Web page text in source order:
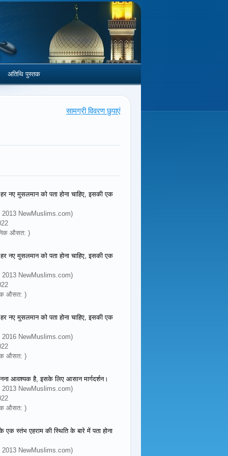
अतिथि पुस्तक
सामग्री विवरण छुपाएं
नए मुसलमान को पता होना चाहिए, इसकी एक
2013 NewMuslims.com)
औसत: )
नए मुसलमान को पता होना चाहिए, इसकी एक
2013 NewMuslims.com)
औसत: )
नए मुसलमान को पता होना चाहिए, इसकी एक
2016 NewMuslims.com)
औसत: )
आवश्यक है, इसके लिए आसान मार्गदर्शन।
2013 NewMuslims.com)
औसत: )
स्तंभ एहराम की स्थिति के बारे में पता होना
2013 NewMuslims.com)